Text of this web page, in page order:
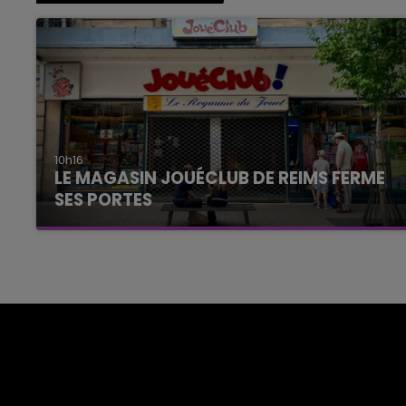
10h16
LE MAGASIN JOUÉCLUB DE REIMS FERME
SES PORTES
C'était l'une des institutions du centre-ville